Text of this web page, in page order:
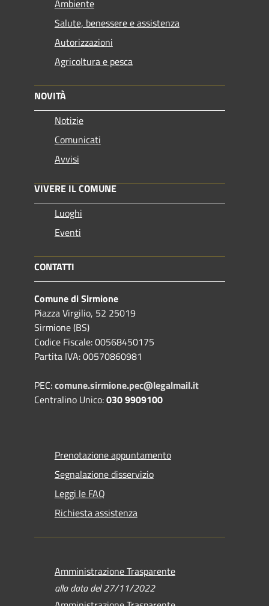
Ambiente
Salute, benessere e assistenza
Autorizzazioni
Agricoltura e pesca
NOVITÀ
Notizie
Comunicati
Avvisi
VIVERE IL COMUNE
Luoghi
Eventi
CONTATTI
Comune di Sirmione
Piazza Virgilio, 52 25019
Sirmione (BS)
Codice Fiscale: 00568450175
Partita IVA: 00570860981
PEC:comune.sirmione.pec@legalmail.it
Centralino Unico:030 9909100
Prenotazione appuntamento
Segnalazione disservizio
Leggi le FAQ
Richiesta assistenza
Amministrazione Trasparente
alla data del 27/11/2022